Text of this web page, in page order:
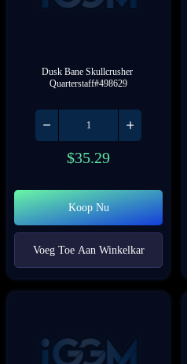
Dusk Bane Skullcrusher
Quarterstaff#498629
$35.29
Koop Nu
Voeg Toe Aan Winkelkar